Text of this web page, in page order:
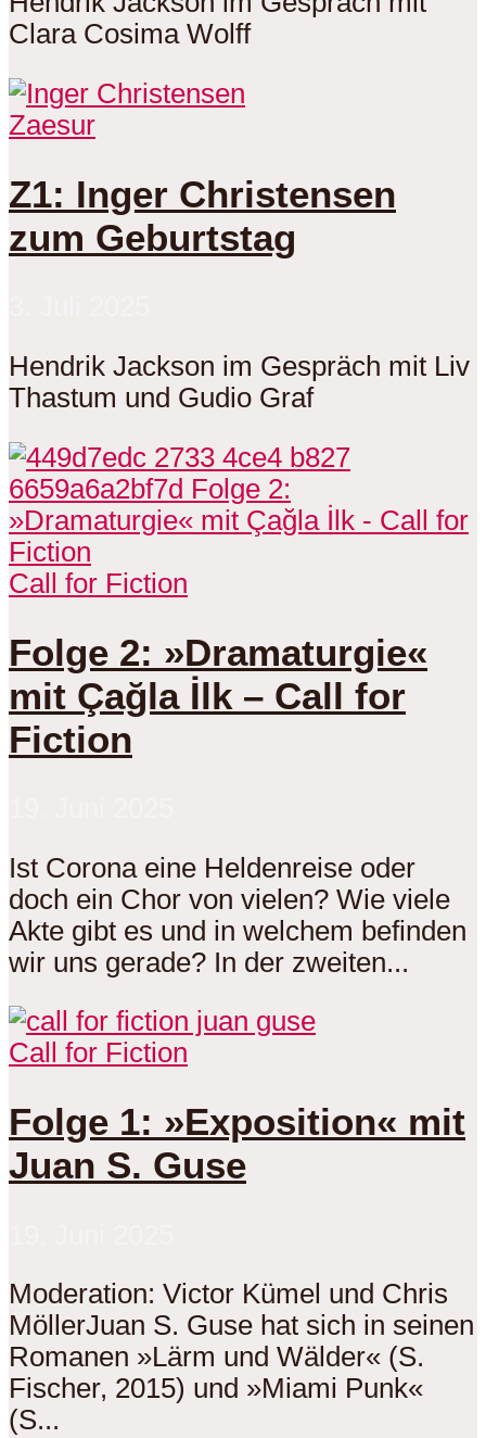
Clara Cosima Wolff
Zaesur
Z1: Inger Christensen
zum Geburtstag
Hendrik Jackson im Gespräch mit Liv
Thastum und Gudio Graf
Call for Fiction
Folge 2: »Dramaturgie«
mit Çağla İlk – Call for
Fiction
Ist Corona eine Heldenreise oder
doch ein Chor von vielen? Wie viele
Akte gibt es und in welchem befinden
wir uns gerade? In der zweiten...
Call for Fiction
Folge 1: »Exposition« mit
Juan S. Guse
Moderation: Victor Kümel und Chris
MöllerJuan S. Guse hat sich in seinen
Romanen »Lärm und Wälder« (S.
Fischer, 2015) und »Miami Punk«
(S...